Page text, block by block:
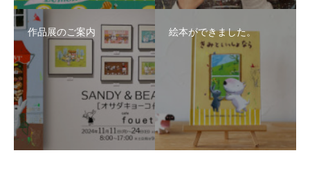
作品展のご案内 絵本ができました。